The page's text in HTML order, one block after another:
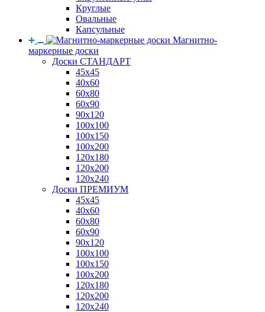
Круглые
Овальные
Капсульные
Магнитно-
маркерные доски
Доски СТАНДАРТ
45x45
40x60
60x80
60x90
90x120
100x100
100x150
100x200
120x180
120x200
120x240
Доски ПРЕМИУМ
45x45
40x60
60x80
60x90
90x120
100x100
100x150
100x200
120x180
120x200
120x240